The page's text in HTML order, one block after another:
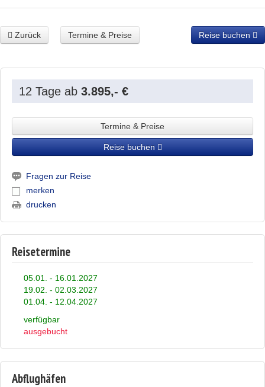
Zurück Reise buchen
Termine & Preise
12 Tage ab 3.895,- €
Termine & Preise
Reise buchen
Fragen zur Reise
merken
drucken
Reisetermine
05.01. - 16.01.2027
19.02. - 02.03.2027
01.04. - 12.04.2027
verfügbar
ausgebucht
Abflughäfen